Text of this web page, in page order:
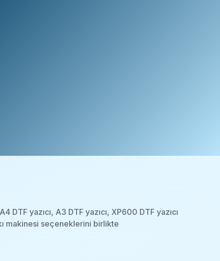
DTF yazıcı, A3 DTF yazıcı, XP600 DTF yazıcı
makinesi seçeneklerini birlikte